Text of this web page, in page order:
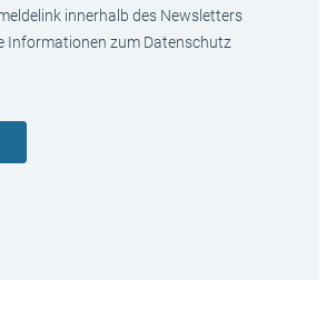
innerhalb des Newsletters
Informationen zum Datenschutz